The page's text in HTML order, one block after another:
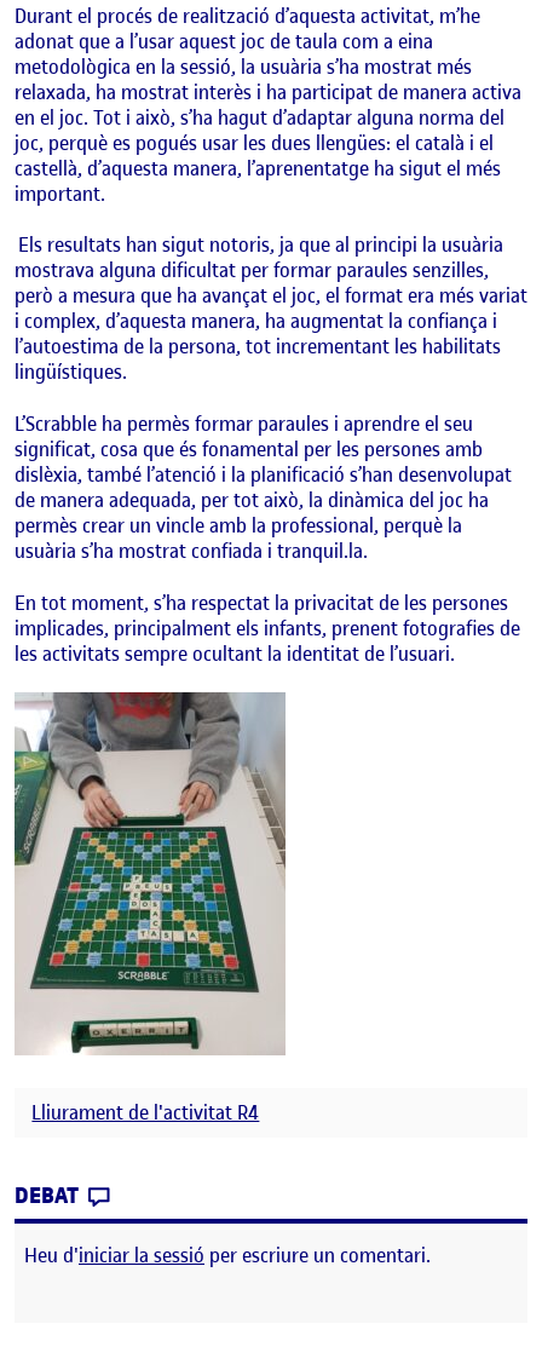
Durant el procés de realització d’aquesta activitat, m’he
adonat que a l’usar aquest joc de taula com a eina
metodològica en la sessió, la usuària s’ha mostrat més
relaxada, ha mostrat interès i ha participat de manera activa
en el joc. Tot i això, s’ha hagut d’adaptar alguna norma del
joc, perquè es pogués usar les dues llengües: el català i el
castellà, d’aquesta manera, l’aprenentatge ha sigut el més
important.
Els resultats han sigut notoris, ja que al principi la usuària
mostrava alguna dificultat per formar paraules senzilles,
però a mesura que ha avançat el joc, el format era més variat
i complex, d’aquesta manera, ha augmentat la confiança i
l’autoestima de la persona, tot incrementant les habilitats
lingüístiques.
L’Scrabble ha permès formar paraules i aprendre el seu
significat, cosa que és fonamental per les persones amb
dislèxia, també l’atenció i la planificació s’han desenvolupat
de manera adequada, per tot això, la dinàmica del joc ha
permès crear un vincle amb la professional, perquè la
usuària s’ha mostrat confiada i tranquil.la.
En tot moment, s’ha respectat la privacitat de les persones
implicades, principalment els infants, prenent fotografies de
les activitats sempre ocultant la identitat de l’usuari.
Lliurament de l'activitat R4
DEBAT
Heu d'iniciar la sessió per escriure un comentari.